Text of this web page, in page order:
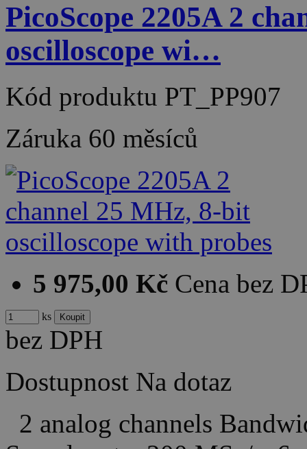
PicoScope 2205A 2
oscilloscope wi…
Kód produktu PT_PP907
Záruka 60 měsíců
5 975,00 Kč Cena bez
ks
bez DPH
Dostupnost Na dotaz
2 analog channels